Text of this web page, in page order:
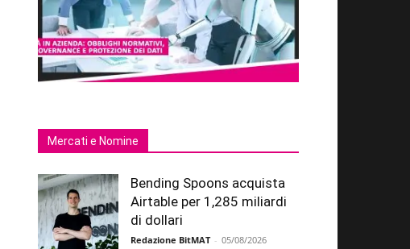
Mercati e Nomine
Bending Spoons acquista
Airtable per 1,285 miliardi
di dollari
Redazione BitMAT - 05/08/2026